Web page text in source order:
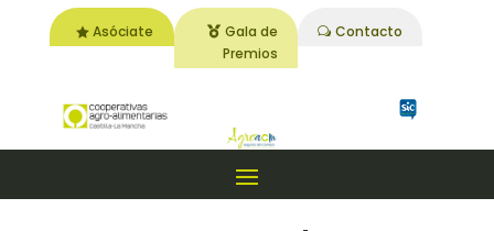
Asóciate
Gala de
Premios
Contacto